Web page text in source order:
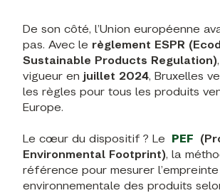
De son côté, l’Union européenne
pas. Avec le règlement ESPR
Sustainable Products Regulation)
vigueur en juillet 2024, Bruxelles
les règles pour tous les produits
Europe.
Le cœur du dispositif ? Le PEF
Environmental Footprint), la
référence pour mesurer l’empreinte
environnementale des produits